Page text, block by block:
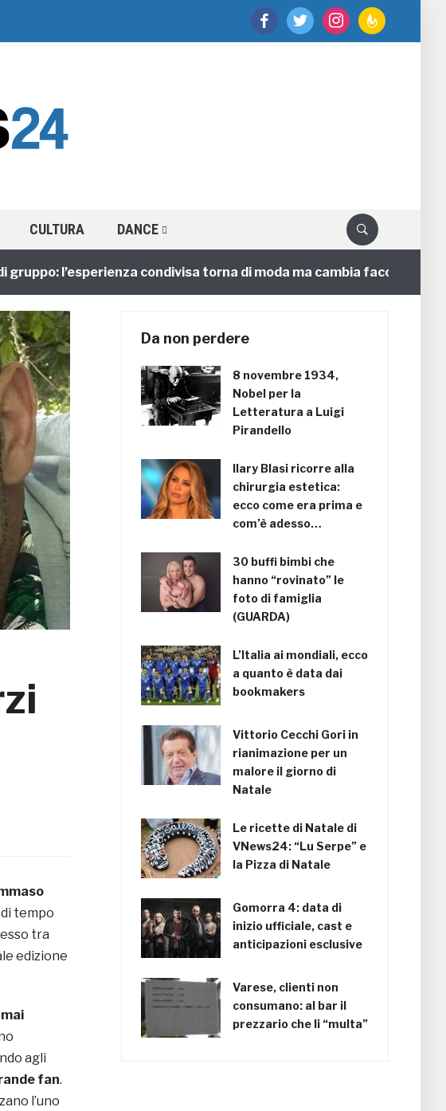
facebooktwitter instagramfeedburner
CULTURA DANCE
l’esperienza condivisa torna di moda ma cambia faccia
tempo
tra
edizione
mai
agli
fan.
l’uno
Da non perdere
8 novembre 1934,
Nobel per la
Letteratura a Luigi
Pirandello
Ilary Blasi ricorre alla
chirurgia estetica:
ecco come era prima e
com’è adesso…
30 buffi bimbi che
hanno “rovinato” le
foto di famiglia
(GUARDA)
L’Italia ai mondiali, ecco
a quanto è data dai
bookmakers
Vittorio Cecchi Gori in
rianimazione per un
malore il giorno di
Natale
Le ricette di Natale di
VNews24: “Lu Serpe” e
la Pizza di Natale
Gomorra 4: data di
inizio ufficiale, cast e
anticipazioni esclusive
Varese, clienti non
consumano: al bar il
prezzario che li “multa”